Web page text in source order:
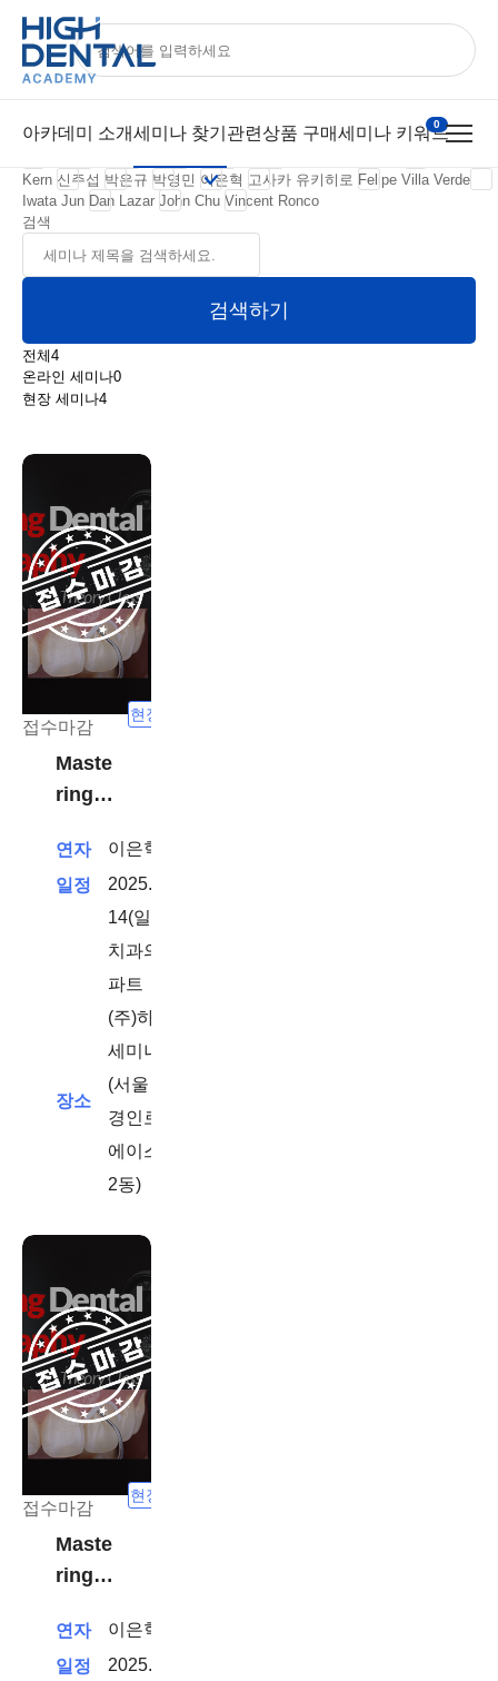
치과몰
아카데미 소개세미나 찾기 관련상품 구매세미나 키워드
0
내게 필요한 세미나를 찾아보세요.
상태
접수중 접수마감 무료영상 유료영상
연자
Kern 신주섭 박은규 박영민 이은혁 고사카 유키히로 Felipe Villa Verde
Iwata Jun Dan Lazar John Chu Vincent Ronco
검색
검색하기
전체4
온라인 세미나0
현장 세미나4
접수마감
현장강의
Maste
ring
Photo
graph
연자
이은혁
일정
2025. 9.
14(일) -
치과의사
파트
장소
(주)하이덴탈코리아
세미나실 208호
(서울 영등포구
경인로775
에이스하이테크시티
2동)
접수마감
현장강의
Maste
ring
Photo
graph
연자
이은혁
일정
2025. 9.